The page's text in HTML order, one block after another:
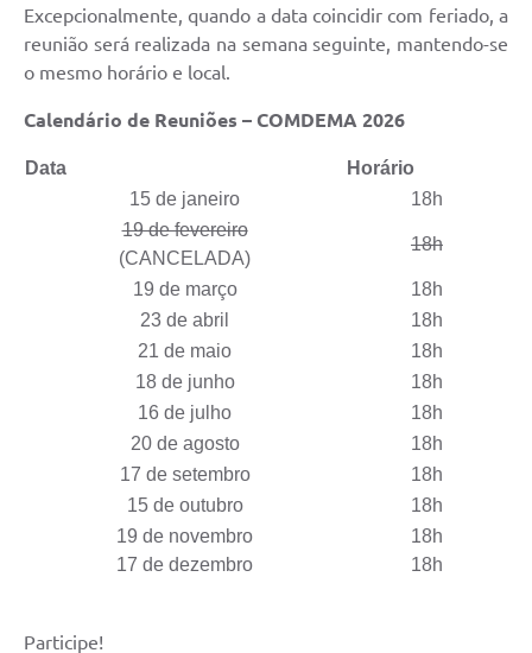
FAQ - Perguntas frequentes
Contato
Excepcionalmente, quando a data coincidir com feriado, a
reunião será realizada na semana seguinte, mantendo-se
o mesmo horário e local.
Calendário de Reuniões – COMDEMA 2026
Data
Horário
15 de janeiro
18h
19 de fevereiro
(CANCELADA)
18h
19 de março
18h
23 de abril
18h
21 de maio
18h
18 de junho
18h
16 de julho
18h
20 de agosto
18h
17 de setembro
18h
15 de outubro
18h
19 de novembro
17 de dezembro
18h
18h
Participe!